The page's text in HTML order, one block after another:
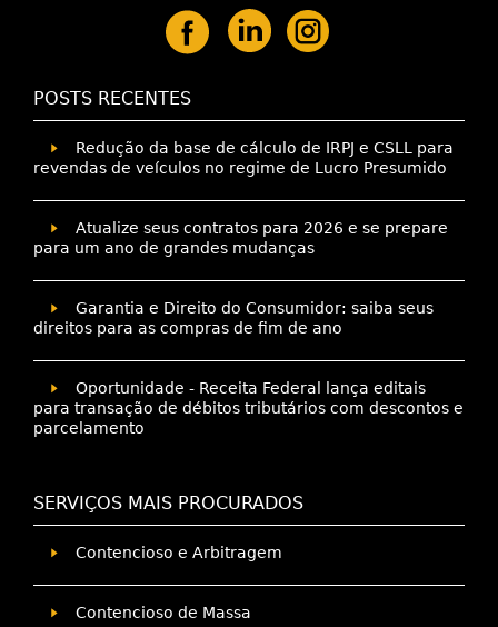
POSTS RECENTES
Redução da base de cálculo de IRPJ e CSLL para
revendas de veículos no regime de Lucro Presumido
Atualize seus contratos para 2026 e se prepare
para um ano de grandes mudanças
Garantia e Direito do Consumidor: saiba seus
direitos para as compras de fim de ano
Oportunidade - Receita Federal lança editais
para transação de débitos tributários com descontos e
parcelamento
SERVIÇOS MAIS PROCURADOS
Contencioso e Arbitragem
Contencioso de Massa